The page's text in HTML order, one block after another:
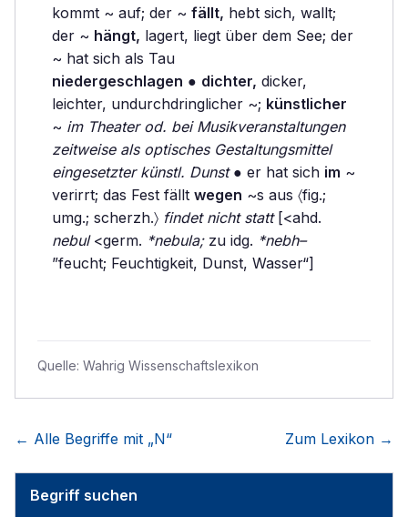
kommt ~ auf; der ~ fällt, hebt sich, wallt;
der ~ hängt, lagert, liegt über dem See; der
~ hat sich als Tau
niedergeschlagen ● dichter, dicker,
leichter, undurchdringlicher ~; künstlicher
~ im Theater od. bei Musikveranstaltungen
zeitweise als optisches Gestaltungsmittel
eingesetzter künstl. Dunst● er hat sich im ~
verirrt; das Fest fällt wegen ~s aus 〈fig.;
umg.; scherzh.〉 findet nicht statt[<ahd.
nebul<germ. *nebula;zu idg. *nebh–
”feucht; Feuchtigkeit, Dunst, Wasser“]
Quelle: Wahrig Wissenschaftslexikon
← Alle Begriffe mit „N“ Zum Lexikon →
Begriff suchen